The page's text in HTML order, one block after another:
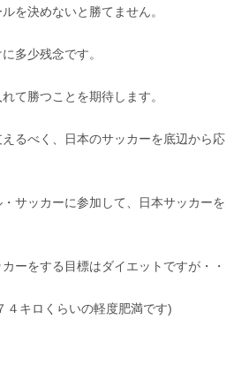
を決めないと勝てません。
多少残念です。
て勝つことを期待します。
るべく、日本のサッカーを底辺から応
サッカーに参加して、日本サッカーを
ーをする目標はダイエットですが・・
４キロくらいの軽度肥満です)